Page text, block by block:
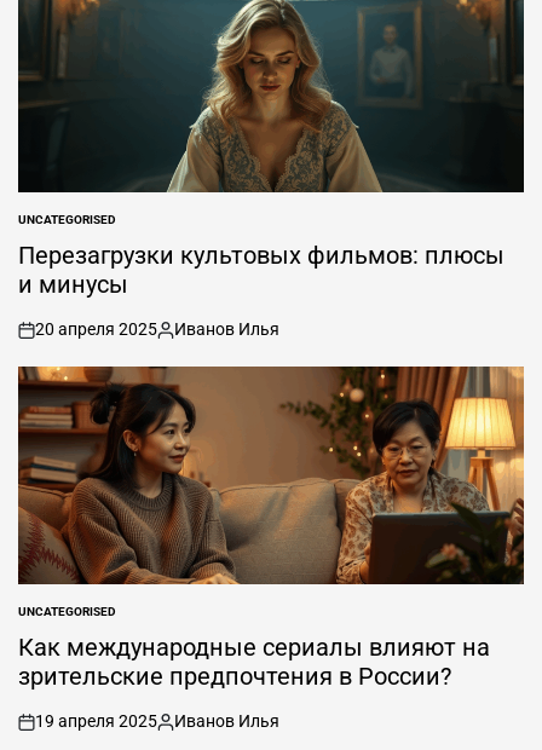
ОПУБЛИКОВАНО
В
UNCATEGORISED
Перезагрузки культовых фильмов: плюсы
и минусы
вкл
.
20 апреля 2025
Опубликовано
автором
Иванов Илья
ОПУБЛИКОВАНО
В
UNCATEGORISED
Как международные сериалы влияют на
зрительские предпочтения в России?
вкл
19 апреля 2025
Опубликовано
Иванов Илья